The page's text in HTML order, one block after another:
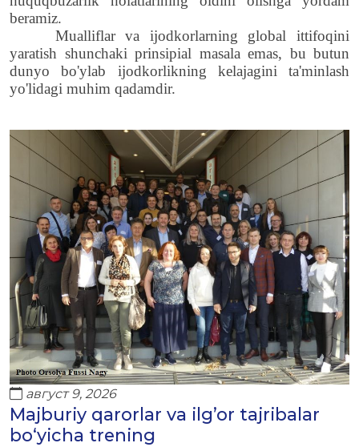
beramiz.
Mualliflar va ijodkorlarning global ittifoqini
yaratish shunchaki prinsipial masala emas, bu butun
dunyo bo'ylab ijodkorlikning kelajagini ta'minlash
yo'lidagi muhim qadamdir.
август 9, 2026
Majburiy qarorlar va ilg’or tajribalar
bo‘yicha trening